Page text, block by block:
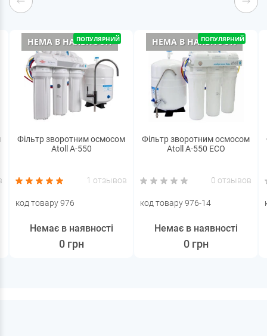
НЕМА В НАЯВНОСТІ
ПОПУЛЯРНИЙ
Фільтр зворотним осмосом
Atoll A-550
1 отзывов
код товару 976
0 грн
Немає в наявності
НЕМА В НАЯВНОСТІ
ПОПУЛЯРНИЙ
Фільтр зворотним осмосом
Atoll A-550 ECO
0 отзывов
код товару 976-14
0 грн
Немає в наявності